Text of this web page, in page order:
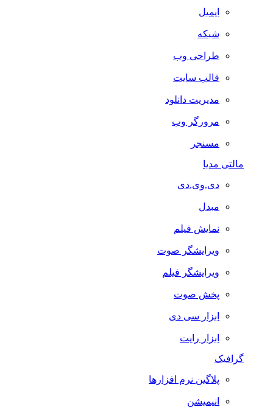
ایمیل
شبکه
طراحی وب
قالب سایت
مدیریت دانلود
مرورگر وب
مسنجر
مالتی مدیا
دی.وی.دی
مبدل
نمایش فیلم
ویرایشگر صوت
ویرایشگر فیلم
پخش صوت
ابزار سی دی
ابزار رایت
گرافیک
پلاگین نرم افزارها
انیمیشن